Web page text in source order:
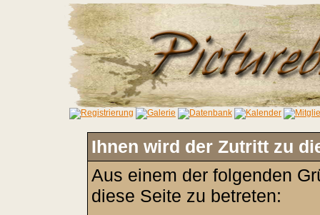
Ihnen wird der Zutritt zu
Aus einem der folgenden
diese Seite zu betreten: